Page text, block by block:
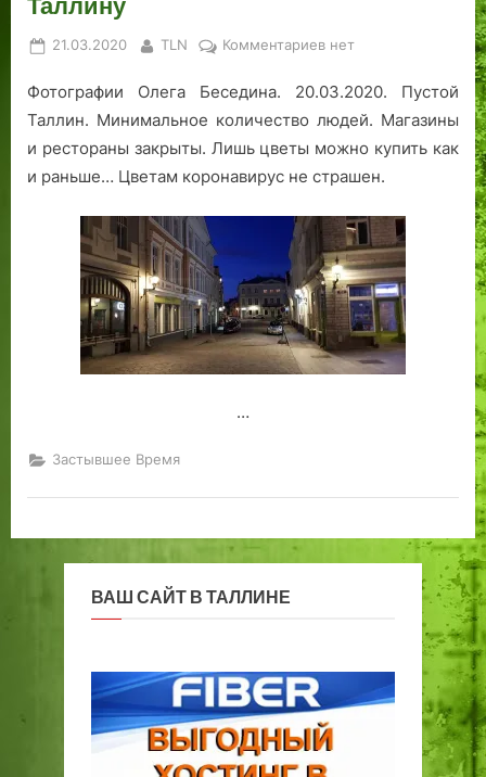
Posted
21.03.2020 By
TLN Комментариевк
20
марта.
по
нет
Фотографии Олега Беседина. 20.03.2020. Пустой
Таллин. Минимальное количество людей. Магазины
и рестораны закрыты. Лишь цветы можно купить как
и раньше… Цветам коронавирус не страшен.
…
Застывшее Время
ВАШ САЙТ В ТАЛЛИНЕ